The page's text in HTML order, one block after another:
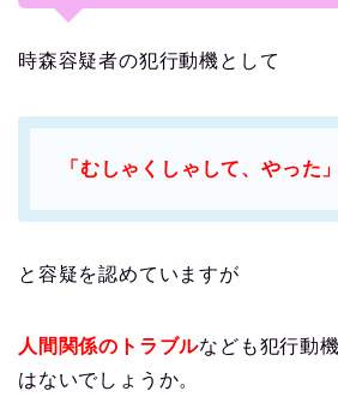
時森容疑者の犯行動機として
「むしゃくしゃして、やった」
と容疑を認めていますが
人間関係のトラブルなども犯行動
はないでしょうか。